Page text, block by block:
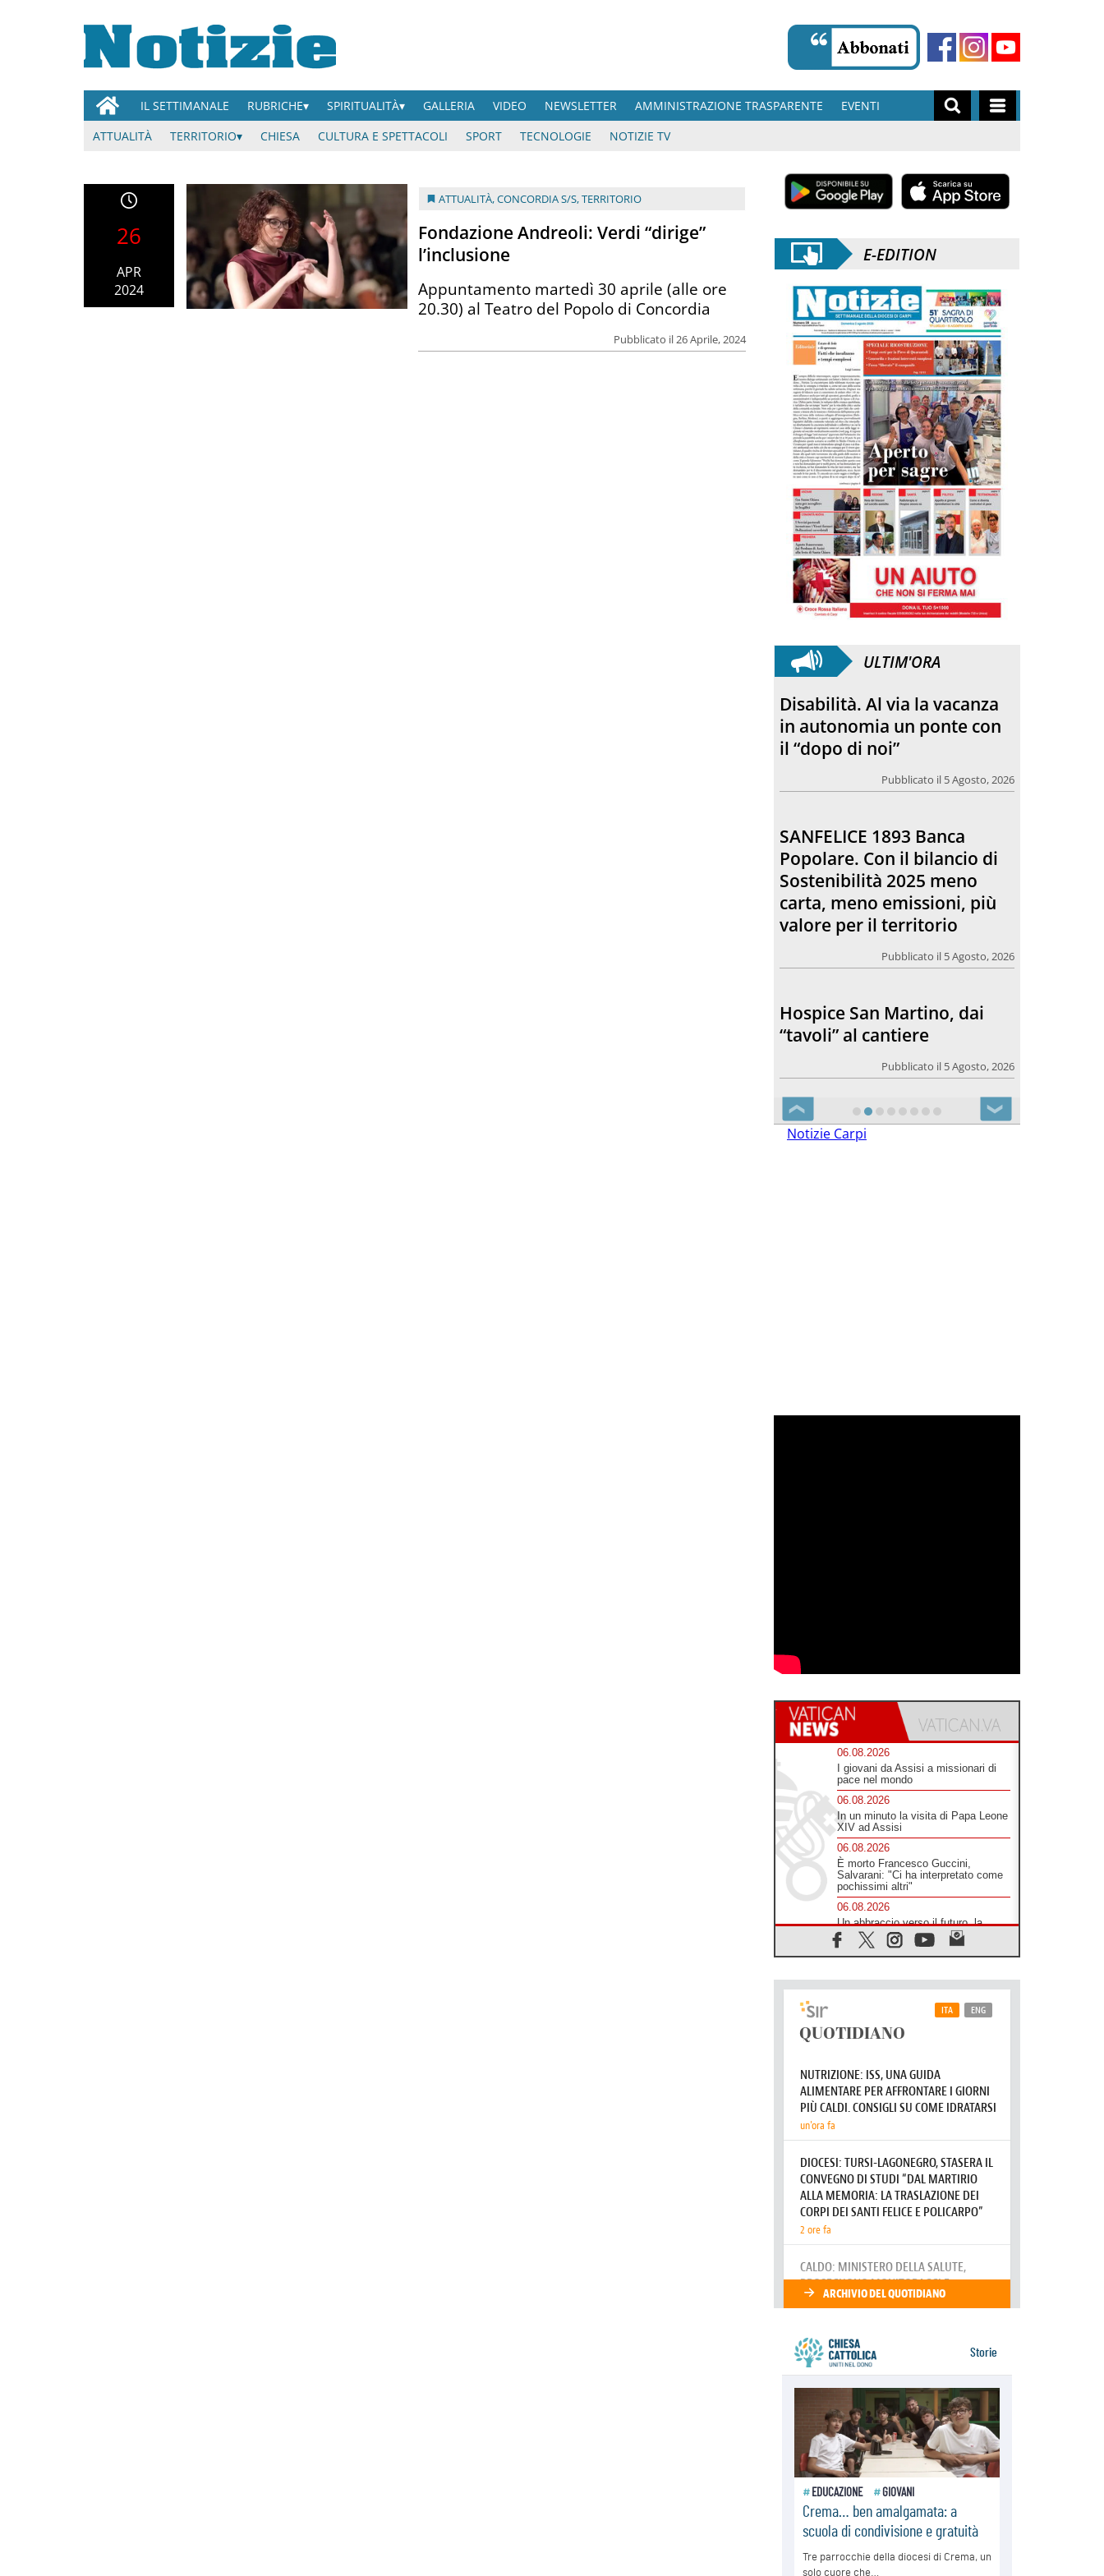
IL SETTIMANALE RUBRICHE SPIRITUALITÀ GALLERIA VIDEO NEWSLETTER AMMINISTRAZIONE TRASPARENTE
EVENTI
ATTUALITÀ
TERRITORIO CHIESA CULTURA E SPETTACOLI SPORT TECNOLOGIE NOTIZIE TV
26
APR
2024
ATTUALITÀ,CONCORDIA S/S,TERRITORIO
Fondazione Andreoli: Verdi “dirige”
l’inclusione
Pubblicato il 26 Aprile, 2024
Appuntamento martedì 30 aprile (alle ore
20.30) al Teatro del Popolo di Concordia
E-EDITION
ULTIM'ORA
Disabilità. Al via la vacanza
in autonomia un ponte con
il “dopo di noi”
Pubblicato il 5 Agosto, 2026
SANFELICE 1893 Banca
Popolare. Con il bilancio di
Sostenibilità 2025 meno
carta, meno emissioni, più
valore per il territorio
Pubblicato il 5 Agosto, 2026
Hospice San Martino, dai
“tavoli” al cantiere
Pubblicato il 5 Agosto, 2026
❮ ❯
Notizie Carpi
06.08.2026
I giovani da Assisi a missionari di
pace nel mondo
06.08.2026
In un minuto la visita di Papa Leone
XIV ad Assisi
06.08.2026
È morto Francesco Guccini,
Salvarani: "Ci ha interpretato come
pochissimi altri"
06.08.2026
Un abbraccio verso il futuro, la
grande festa del Papa e dei giovani
ad Assisi
Il grazie dei giovani al Papa: "Oggi
ci sentiamo Chiesa"
Leone XIV: la rivoluzione del
Vangelo abbatte i muri che
06.08.2026
Fra Marco Vianelli: alla scuola di
san Francesco per imparare il
Vangelo della pace
resta alto il richiamo al disarmo
mondiale
06.08.2026
Il Papa con i giovani ad Assisi:
costruire la civiltà dell'amore non
Hiroshima e Nagasaki, 81 anni
dopo. Al via i "dieci giorni di
preghiera per la pace"